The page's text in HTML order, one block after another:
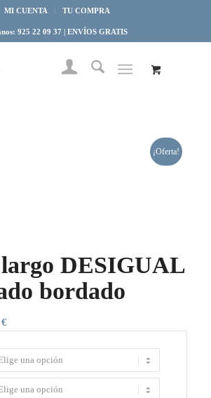
MI CUENTA TU COMPRA
925 22 09 37 | ENVÍOS GRATIS
¡Oferta!
DESIGUAL
bordado
€El
actual
es:
90,30 €.